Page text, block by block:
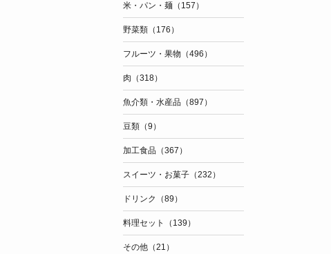
米・パン・麺（157）
野菜類（176）
フルーツ・果物（496）
肉（318）
魚介類・水産品（897）
豆類（9）
加工食品（367）
スイーツ・お菓子（232）
ドリンク（89）
料理セット（139）
その他（21）